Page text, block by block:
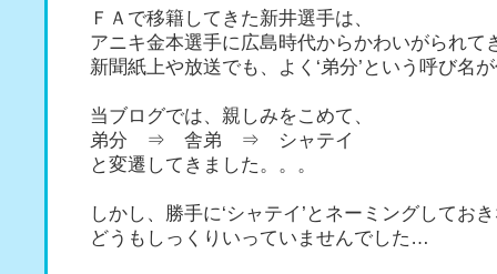
ＦＡで移籍してきた新井選手は、
アニキ金本選手に広島時代からかわいがられて
新聞紙上や放送でも、よく‘弟分’という呼び名
当ブログでは、親しみをこめて、
弟分 ⇒ 舎弟 ⇒ シャテイ
と変遷してきました。。。
しかし、勝手に‘シャテイ’とネーミングしてお
どうもしっくりいっていませんでした…